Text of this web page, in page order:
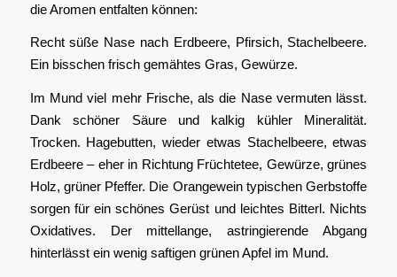
die Aromen entfalten können:
Recht süße Nase nach Erdbeere, Pfirsich, Stachelbeere.
Ein bisschen frisch gemähtes Gras, Gewürze.
Im Mund viel mehr Frische, als die Nase vermuten lässt.
Dank schöner Säure und kalkig kühler Mineralität.
Trocken. Hagebutten, wieder etwas Stachelbeere, etwas
Erdbeere – eher in Richtung Früchtetee, Gewürze, grünes
Holz, grüner Pfeffer. Die Orangewein typischen Gerbstoffe
sorgen für ein schönes Gerüst und leichtes Bitterl. Nichts
Oxidatives. Der mittellange, astringierende Abgang
hinterlässt ein wenig saftigen grünen Apfel im Mund.